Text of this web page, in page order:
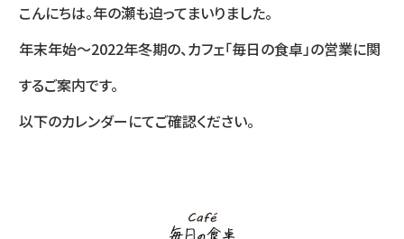
こんにちは。年の瀬も迫ってまいりました。
年末年始～2022年冬期の、カフェ「毎日の食卓」の営業に関
するご案内です。
以下のカレンダーにてご確認ください。